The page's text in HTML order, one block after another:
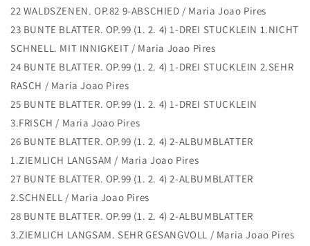
22 WALDSZENEN. OP.82 9-ABSCHIED / Maria Joao Pires
23 BUNTE BLATTER. OP.99 (1. 2. 4) 1-DREI STUCKLEIN 1.NICHT
SCHNELL. MIT INNIGKEIT / Maria Joao Pires
24 BUNTE BLATTER. OP.99 (1. 2. 4) 1-DREI STUCKLEIN 2.SEHR
RASCH / Maria Joao Pires
25 BUNTE BLATTER. OP.99 (1. 2. 4) 1-DREI STUCKLEIN
3.FRISCH / Maria Joao Pires
26 BUNTE BLATTER. OP.99 (1. 2. 4) 2-ALBUMBLATTER
1.ZIEMLICH LANGSAM / Maria Joao Pires
27 BUNTE BLATTER. OP.99 (1. 2. 4) 2-ALBUMBLATTER
2.SCHNELL / Maria Joao Pires
28 BUNTE BLATTER. OP.99 (1. 2. 4) 2-ALBUMBLATTER
3.ZIEMLICH LANGSAM. SEHR GESANGVOLL / Maria Joao Pires